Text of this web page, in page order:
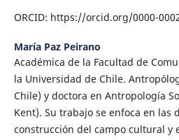
ORCID: https://orcid.org/0000-
María Paz Peirano
Académica de la Facultad de
la Universidad de Chile.
Chile) y doctora en Antropología
Kent). Su trabajo se enfoca en las
construcción del campo cultural y